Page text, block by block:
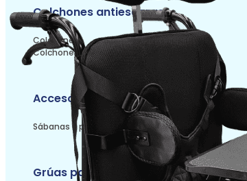
Colchones antiescaras
Colchones
Colchonetas
Accesorios
Sábanas y protectores
Grúas para pacientes